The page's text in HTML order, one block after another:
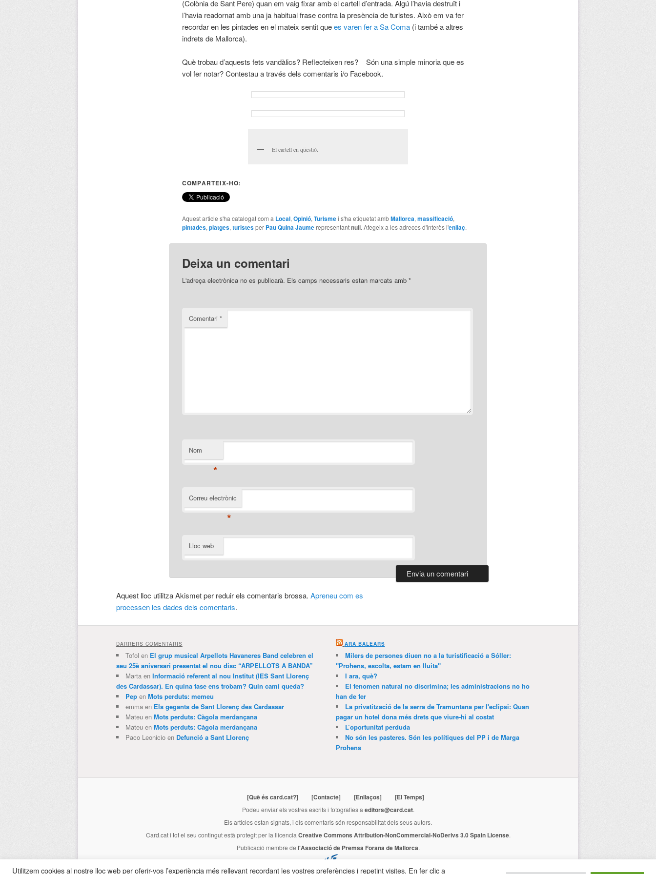
(Colònia de Sant Pere) quan em vaig fixar amb el cartell d’entrada. Algú l’havia destruït i
l’havia readornat amb una ja habitual frase contra la presència de turistes. Això em va fer
recordar en les pintades en el mateix sentit quees varen fer a Sa Coma(i també a altres
indrets de Mallorca).
Què trobau d’aquests fets vandàlics? Reflecteixen res? Són una simple minoria que es
vol fer notar? Contestau a través dels comentaris i/o Facebook.
El cartell en qüestió.
COMPARTEIX-HO:
Aquest article s'ha catalogat com a Local, Opinió, Turismei s'ha etiquetat ambMallorca, massificació,
pintades, platges, turistesper Pau Quina Jaumerepresentantnull. Afegeix a les adreces d'interès l'enllaç.
Deixa un comentari
L'adreça electrònica no es publicarà. Els camps necessaris estan marcats amb *
Comentari *
Nom
*
Correu electrònic
*
Lloc web
Aquest lloc utilitza Akismet per reduir els comentaris brossa. Apreneu com es
processen les dades dels comentaris.
DARRERS COMENTARIS
Tofol en El grup musical Arpellots Havaneres Band celebren el
seu 25è aniversari presentat el nou disc “ARPELLOTS A BANDA”
Martaen Informació referent al nou Institut (IES Sant Llorenç
des Cardassar). En quina fase ens trobam? Quin camí queda?
Pepen Mots perduts: memeu
emmaen Els gegants de Sant Llorenç des Cardassar
Mateuen Mots perduts: Càgola merdançana
Mateuen Mots perduts: Càgola merdançana
Paco Leonicioen Defunció a Sant Llorenç
ARA BALEARS
Milers de persones diuen no a la turistificació a Sóller:
"Prohens, escolta, estam en lluita"
I ara, què?
El fenomen natural no discrimina; les administracions no ho
han de fer
La privatització de la serra de Tramuntana per l'eclipsi: Quan
pagar un hotel dona més drets que viure-hi al costat
L’oportunitat perduda
No són les pasteres. Són les polítiques del PP i de Marga
Prohens
[Què és card.cat?] [Contacte] [Enllaços] [El Temps]
Podeu enviar els vostres escrits i fotografies a editors@card.cat.
Els articles estan signats, i els comentaris són responsabilitat dels seus autors.
Card.cati tot el seu contingut està protegit per la llicencia Creative Commons Attribution-NonCommercial-NoDerivs 3.0 Spain License.
Publicació membre de l'Associació de Premsa Forana de Mallorca.
Utilitzem cookies al nostre lloc web per oferir-vos l’experiència més rellevant recordant les vostres preferències i repetint visites. En fer clic a